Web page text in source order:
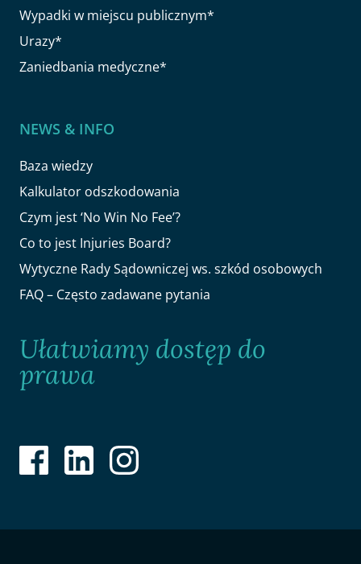
Wypadki w miejscu publicznym*
Urazy*
Zaniedbania medyczne*
NEWS & INFO
Baza wiedzy
Kalkulator odszkodowania
Czym jest ‘No Win No Fee’?
Co to jest Injuries Board?
Wytyczne Rady Sądowniczej ws. szkód osobowych
FAQ – Często zadawane pytania
Ułatwiamy dostęp do
prawa